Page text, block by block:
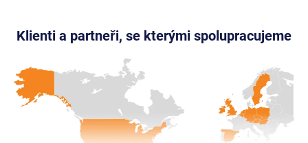
Klienti a partneři, se kterými spolupracujeme